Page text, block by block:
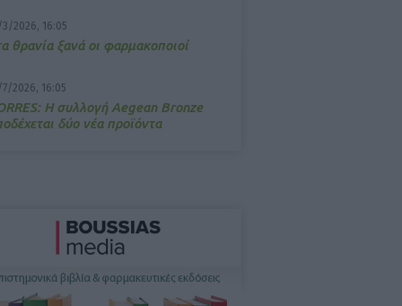
3/2026, 16:05
θρανία ξανά οι φαρμακοποιοί
7/2026, 16:05
Η συλλογή Aegean Bronze
δύο νέα προϊόντα